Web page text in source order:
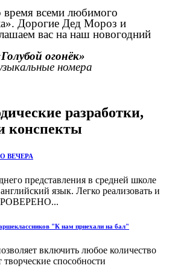
всеми любимого
Дорогие Дед Мороз и
вас на наш новогодний
огонёк»
номера
разработки,
конспекты
ВЕЧЕРА
представления в средней школе
язык. Легко реализовать и
"К нам приехали на бал"
включить любое количество
творческие способности